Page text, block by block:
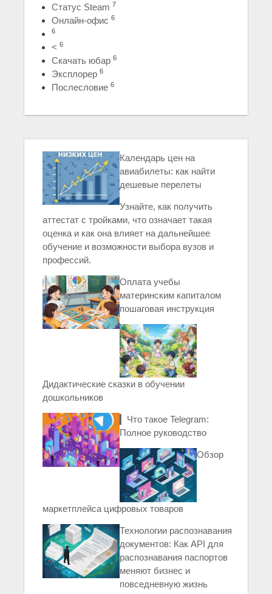
Статус Steam 7
Онлайн-офис 6
6
< 6
Скачать юбар 6
Эксплорер 6
Послесловие 6
Календарь цен на
авиабилеты: как найти
дешевые перелеты
Узнайте, как получить
аттестат с тройками, что означает такая
оценка и как она влияет на дальнейшее
обучение и возможности выбора вузов и
профессий.
Оплата учебы
материнским капиталом
пошаговая инструкция
Дидактические сказки в обучении
дошкольников
▎Что такое Telegram:
Полное руководство
Обзор
маркетплейса цифровых товаров
Технологии распознавания
документов: Как API для
распознавания паспортов
меняют бизнес и
повседневную жизнь